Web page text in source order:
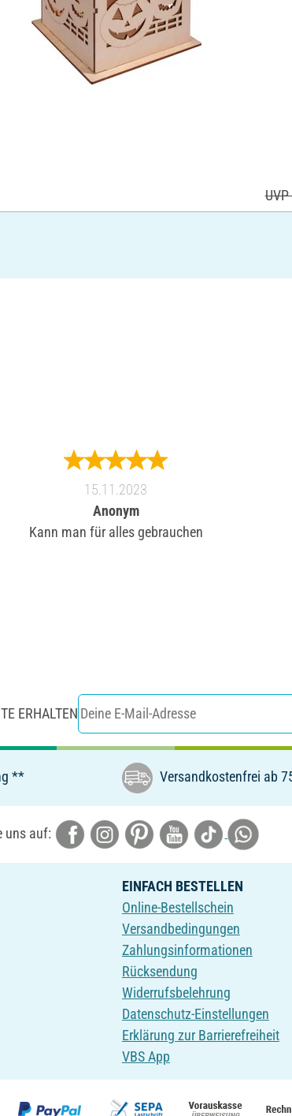
15.11.2023
Anonym
Kann man für alles gebrauchen
ERHALTEN
** Versandkostenfrei ab
uns auf:
EINFACH BESTELLEN
Online-Bestellschein
Versandbedingungen
Zahlungsinformationen
Rücksendung
Widerrufsbelehrung
Datenschutz-Einstellungen
Erklärung zur Barrierefreiheit
VBS App